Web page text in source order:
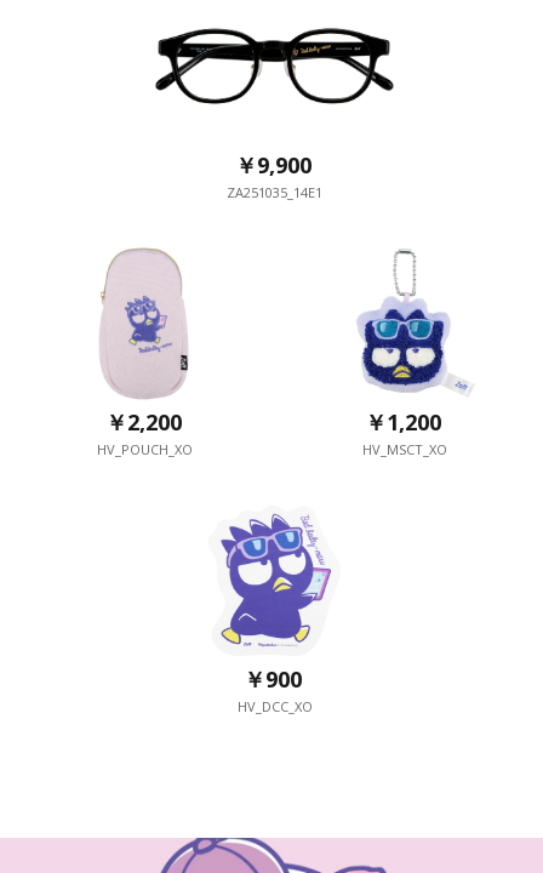
￥9,900
ZA251035_14E1
￥2,200
HV_POUCH_XO
￥1,200
HV_MSCT_XO
￥900
HV_DCC_XO